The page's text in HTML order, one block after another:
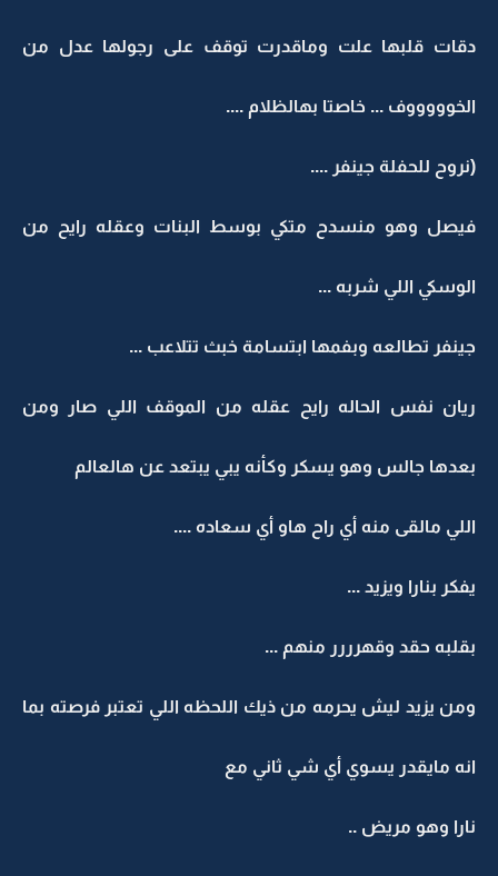
دقات قلبها علت وماقدرت توقف على رجولها عدل من
الخوووووف ... خاصتا بهالظلام ....
(نروح للحفلة جينفر ....
فيصل وهو منسدح متكي بوسط البنات وعقله رايح من
الوسكي اللي شربه ...
جينفر تطالعه وبفمها ابتسامة خبث تتلاعب ...
ريان نفس الحاله رايح عقله من الموقف اللي صار ومن
بعدها جالس وهو يسكر وكأنه يبي يبتعد عن هالعالم
اللي مالقى منه أي راح هاو أي سعاده ....
يفكر بنارا ويزيد ...
بقلبه حقد وقهرررر منهم ...
ومن يزيد ليش يحرمه من ذيك اللحظه اللي تعتبر فرصته بما
انه مايقدر يسوي أي شي ثاني مع
نارا وهو مريض ..